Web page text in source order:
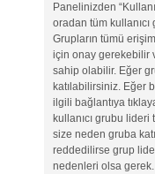
Panelinizden
oradan tüm
Grupların tümü
için onay gerekebilir
sahip olabilir. Eğer
katılabilirsiniz. Eğer
ilgili bağlantıya
kullanıcı grubu
size neden gruba
reddedilirse grup
nedenleri olsa gerek.